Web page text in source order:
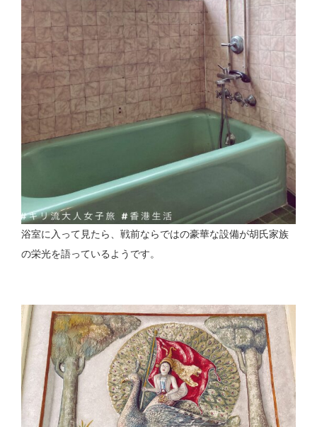
浴室に入って見たら、戦前ならではの豪華な設備が胡氏家族
の栄光を語っているようです。